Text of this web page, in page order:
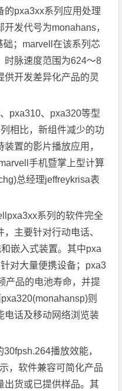
的pxa3xx系列应用处理
发代号为monahans，
；marvell在该系列芯
时脉速度范围为624～8
供开发差异化产品的灵
pxa310、pxa320等型
相比，新组件减少的功
置的影片播放应用，
手机暨掌上型计算
总经理jeffreykrisa表
系列的软件完全
主要针对行动电话、
嵌入式装置。其中pxa
对大量便携设备；pxa3
产品的电池寿命，并提
则
电话及移动网络浏览装
播放效能，
，软件兼容可简化产品
出货或已提供样品。其